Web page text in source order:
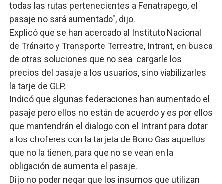
todas las rutas pertenecientes a Fenatrapego, el
pasaje no sará aumentado", dijo.
Explicó que se han acercado al Instituto Nacional
de Tránsito y Transporte Terrestre, Intrant, en busca
de otras soluciones que no sea cargarle los
precios del pasaje a los usuarios, sino viabilizarles
la tarje de GLP.
Indicó que algunas federaciones han aumentado el
pasaje pero ellos no están de acuerdo y es por ellos
que mantendrán el dialogo con el Intrant para dotar
a los choferes con la tarjeta de Bono Gas aquellos
que no la tienen, para que no se vean en la
obligación de aumenta el pasaje.
Dijo no poder negar que los insumos que utilizan